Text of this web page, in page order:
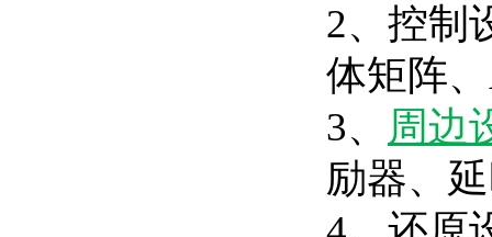
2、控制
体矩阵
3、 周边
励器、